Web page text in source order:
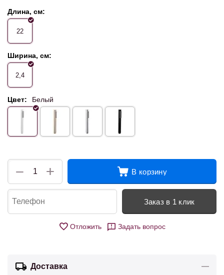
Длина, см:
22
Ширина, см:
2,4
Цвет: Белый
+
− В корзину
Заказ в 1 клик
Отложить Задать вопрос
Доставка